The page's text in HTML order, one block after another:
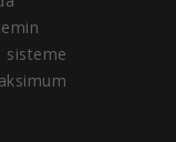
sisteme